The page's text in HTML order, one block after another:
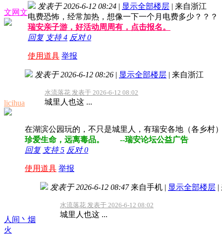
文网文
发表于 2026-6-12 08:24 | 显示全部楼层 | 来自浙江
电费恐怖，经常加热，想像一下一个月电费多少？？？
瑞安亲子游，好活动周周有，点击报名。
回复 支持4 反对0
使用道具 举报
licihua
发表于 2026-6-12 08:26 | 显示全部楼层 | 来自浙江
水流落花 发表于 2026-6-12 08:02
城里人也这 ...
在湖滨公园玩的，不只是城里人，有瑞安各地（各乡村
珍爱生命，远离毒品。 --瑞安论坛公益广告
回复 支持5 反对0
使用道具 举报
人间丶烟
火
发表于 2026-6-12 08:47 来自手机 | 显示全部楼层 |
水流落花 发表于 2026-6-12 08:02
城里人也这 ...